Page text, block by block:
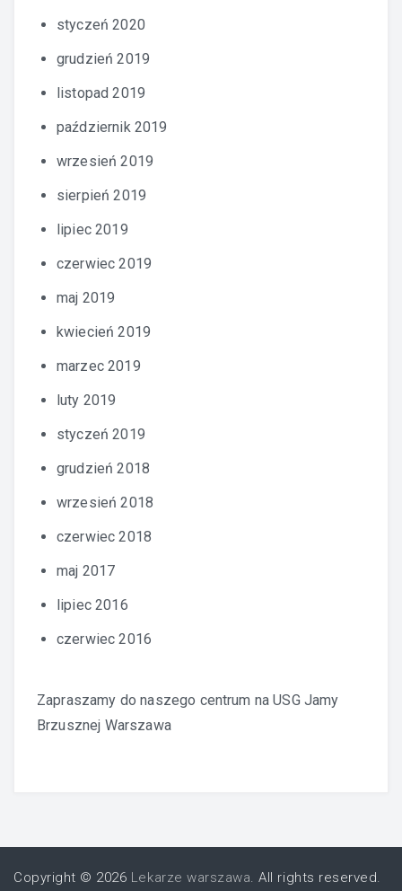
styczeń 2020
grudzień 2019
listopad 2019
październik 2019
wrzesień 2019
sierpień 2019
lipiec 2019
czerwiec 2019
maj 2019
kwiecień 2019
marzec 2019
luty 2019
styczeń 2019
grudzień 2018
wrzesień 2018
czerwiec 2018
maj 2017
lipiec 2016
czerwiec 2016
Zapraszamy do naszego centrum naUSG Jamy
Brzusznej Warszawa
Copyright © 2026 Lekarze warszawa. All rights reserved.